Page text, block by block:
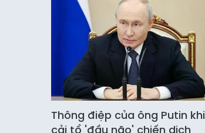
Thông điệp của ông Putin khi
cải tổ 'đầu não' chiến dịch